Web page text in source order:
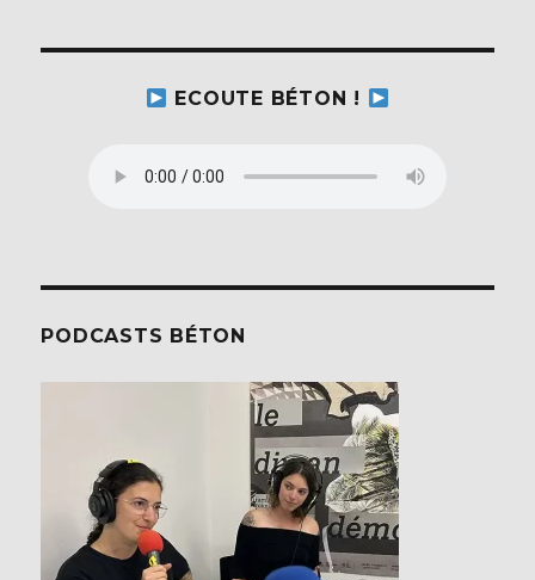
ECOUTE BÉTON !
PODCASTS BÉTON